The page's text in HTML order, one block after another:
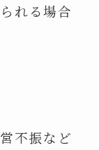
れる場合
不振など